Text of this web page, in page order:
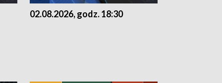
02.08.2026, godz. 18:30